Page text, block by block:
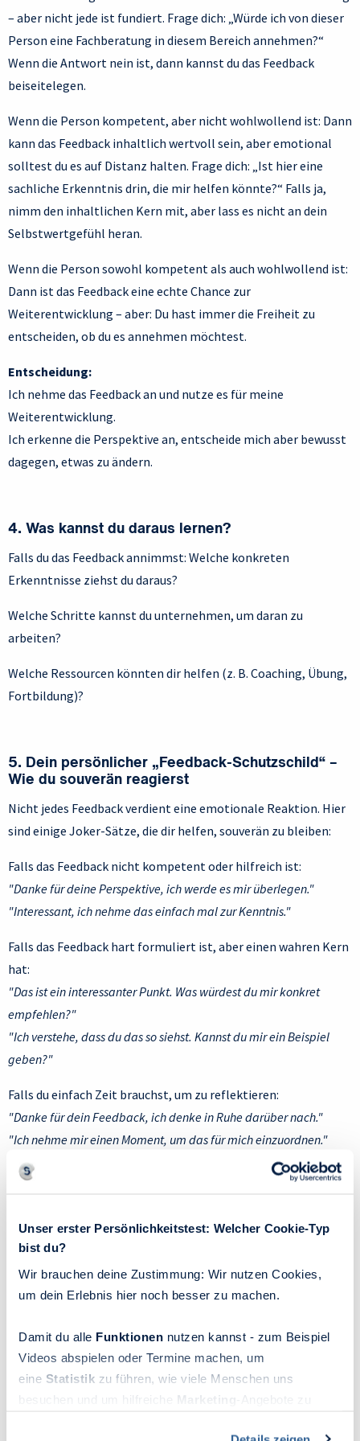
Unser erster Persönlichkeitstest: Welcher Cookie-Typ
bist du?
Wir brauchen deine Zustimmung: Wir nutzen Cookies,
um dein Erlebnis hier noch besser zu machen.
Damit du alle Funktionen nutzen kannst - zum Beispiel
Videos abspielen oder Termine machen, um
eine Statistik zu führen, wie viele Menschen uns
besuchen und um hilfreiche Marketing
-Angebote zu
– aber nicht jede ist fundiert. Frage dich: „Würde ich von dieser
Person eine Fachberatung in diesem Bereich annehmen?“
Wenn die Antwort nein ist, dann kannst du das Feedback
beiseitelegen.
Wenn die Person kompetent, aber nicht wohlwollend ist: Dann
kann das Feedback inhaltlich wertvoll sein, aber emotional
solltest du es auf Distanz halten. Frage dich: „Ist hier eine
sachliche Erkenntnis drin, die mir helfen könnte?“ Falls ja,
nimm den inhaltlichen Kern mit, aber lass es nicht an dein
Selbstwertgefühl heran.
Wenn die Person sowohl kompetent als auch wohlwollend ist:
Dann ist das Feedback eine echte Chance zur
Weiterentwicklung – aber: Du hast immer die Freiheit zu
entscheiden, ob du es annehmen möchtest.
Entscheidung:
Ich nehme das Feedback an und nutze es für meine
Weiterentwicklung.
Ich erkenne die Perspektive an, entscheide mich aber bewusst
dagegen, etwas zu ändern.
4. Was kannst du daraus lernen?
Falls du das Feedback annimmst: Welche konkreten
Erkenntnisse ziehst du daraus?
Welche Schritte kannst du unternehmen, um daran zu
arbeiten?
Welche Ressourcen könnten dir helfen (z. B. Coaching, Übung,
Fortbildung)?
5. Dein persönlicher „Feedback-Schutzschild“ –
Wie du souverän reagierst
Nicht jedes Feedback verdient eine emotionale Reaktion. Hier
sind einige Joker-Sätze, die dir helfen, souverän zu bleiben:
Falls das Feedback nicht kompetent oder hilfreich ist:
"Danke für deine Perspektive, ich werde es mir überlegen."
"Interessant, ich nehme das einfach mal zur Kenntnis."
Falls das Feedback hart formuliert ist, aber einen wahren Kern
hat:
"Das ist ein interessanter Punkt. Was würdest du mir konkret
empfehlen?"
"Ich verstehe, dass du das so siehst. Kannst du mir ein Beispiel
geben?"
Falls du einfach Zeit brauchst, um zu reflektieren:
"Danke für dein Feedback, ich denke in Ruhe darüber nach."
"Ich nehme mir einen Moment, um das für mich einzuordnen."
Falls du entscheidest, das Feedback nicht anzunehmen:
anders."
"Danke für deinen Input, aber das entspricht nicht dem Weg, den
Deine Entscheidung
Möchtest du etwas verändern? Warum oder warum nicht?
Was ist dein nächster Schritt?
Welche Erkenntnis nimmst du aus dieser Reflexion mit?